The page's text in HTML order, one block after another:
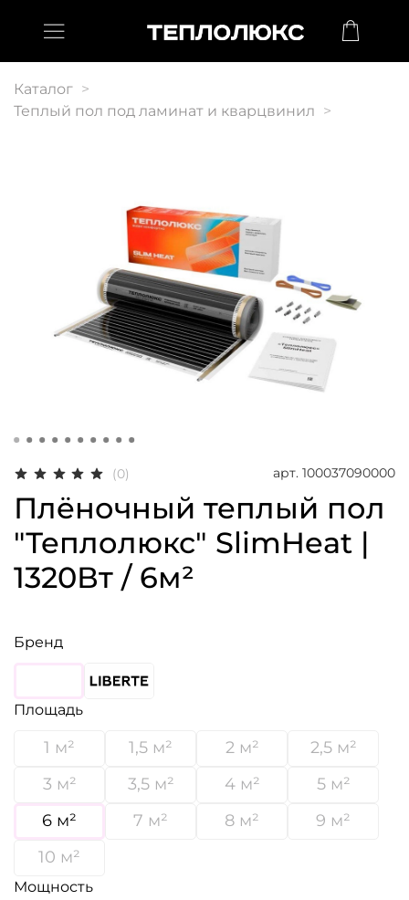
Каталог
Теплый пол под ламинат и кварцвинил
(0) арт. 100037090000
Плёночный теплый пол
"Теплолюкс" SlimHeat |
1320Вт / 6м²
Бренд
Площадь
1 м² 1,5 м² 2 м²
2,5 м²
3 м²
3,5 м² 4 м²
5 м²
6 м²
7 м² 8 м²
9 м²
10 м²
Мощность